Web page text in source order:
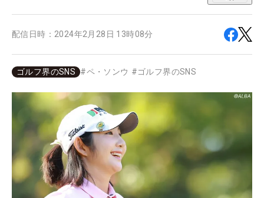
配信日時： 2024年2月28日 13時08分
ゴルフ界のSNS #ペ・ソンウ #ゴルフ界のSNS